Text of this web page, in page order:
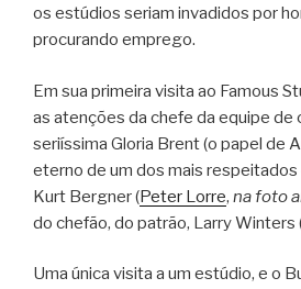
os estúdios seriam invadidos por
procurando emprego.
Em sua primeira visita ao Famous
as atenções da chefe da equipe de
seriíssima Gloria Brent (o papel de
eterno de um dos mais
Kurt Bergner (Peter Lorre, na foto
do chefão, do patrão, Larry Winters
Uma única visita a um estúdio, e o